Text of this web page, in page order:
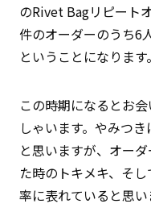
のRivet Bagリピート
件のオーダーのうち6
ということになります。
この時期になるとお
しゃいます。やみつ
と思いますが、オー
た時のトキメキ、そ
率に表れていると思い